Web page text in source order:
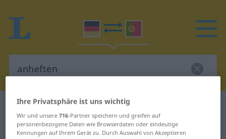
Deutsch-Portugiesisch Wörterbuch
Deutsch-Portugiesisch
Ihre Privatsphäre ist uns wichtig
Wir und unsere716-Partner speichern und greifen auf
personenbezogene Daten wie Browserdaten oder eindeutige
Kennungen auf Ihrem Gerät zu. Durch Auswahl von Akzeptieren